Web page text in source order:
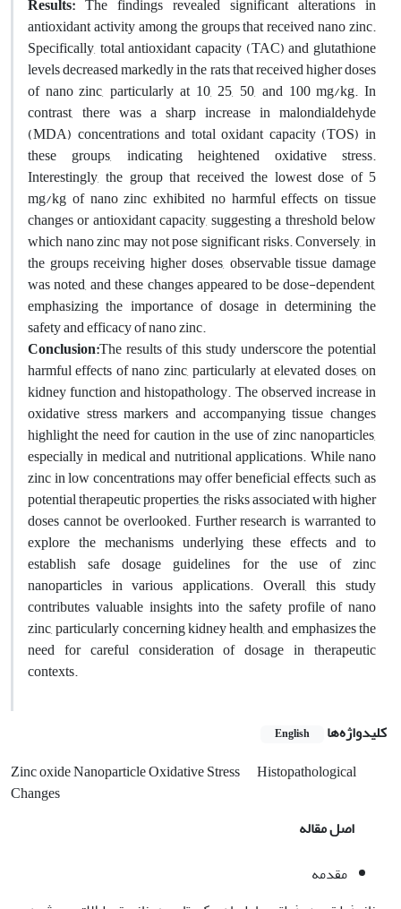
antioxidant activity among the groups that received nano zinc.
Specifically, total antioxidant capacity (TAC) and glutathione
levels decreased markedly in the rats that received higher doses
of nano zinc, particularly at 10, 25, 50, and 100 mg/kg. In
contrast, there was a sharp increase in malondialdehyde
(MDA) concentrations and total oxidant capacity (TOS) in
these groups, indicating heightened oxidative stress.
Interestingly, the group that received the lowest dose of 5
mg/kg of nano zinc exhibited no harmful effects on tissue
changes or antioxidant capacity, suggesting a threshold below
which nano zinc may not pose significant risks. Conversely, in
the groups receiving higher doses, observable tissue damage
was noted, and these changes appeared to be dose-dependent,
emphasizing the importance of dosage in determining the
safety and efficacy of nano zinc.
Conclusion:The results of this study underscore the potential
harmful effects of nano zinc, particularly at elevated doses, on
kidney function and histopathology. The observed increase in
oxidative stress markers and accompanying tissue changes
highlight the need for caution in the use of zinc nanoparticles,
especially in medical and nutritional applications. While nano
zinc in low concentrations may offer beneficial effects, such as
potential therapeutic properties, the risks associated with higher
doses cannot be overlooked. Further research is warranted to
explore the mechanisms underlying these effects and to
establish safe dosage guidelines for the use of zinc
nanoparticles in various applications. Overall, this study
contributes valuable insights into the safety profile of nano
zinc, particularly concerning kidney health, and emphasizes the
need for careful consideration of dosage in therapeutic
contexts.
کلیدواژه‌ها English
Zinc oxide Nanoparticle Oxidative Stress
Histopathological
Changes
اصل مقاله
مقدمه